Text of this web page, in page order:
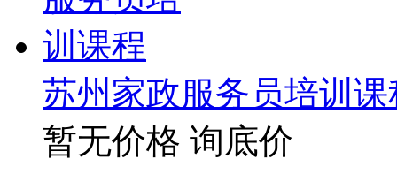
苏州家政服务员培训课
暂无价格 询底价